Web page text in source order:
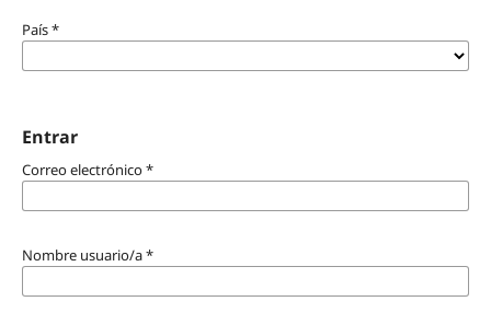
País*
Entrar
Correo electrónico*
Nombre usuario/a*